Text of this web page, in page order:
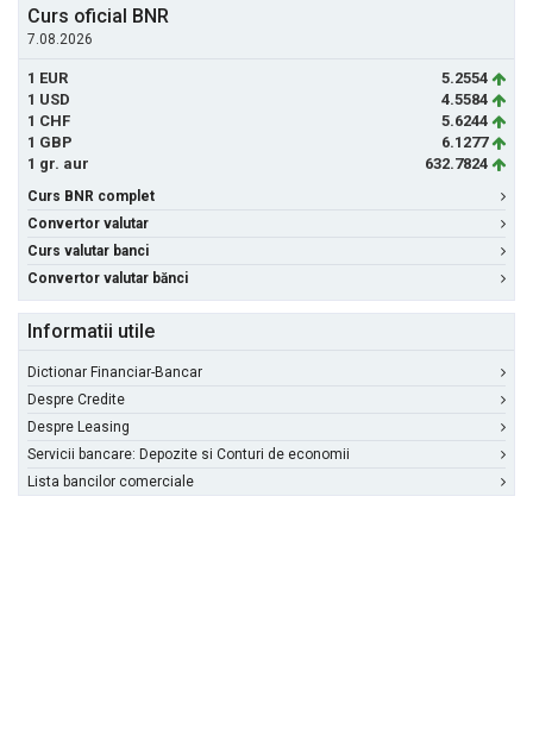
Curs oficial BNR
7.08.2026
1 EUR
5.2554
1 USD
4.5584
1 CHF
5.6244
1 GBP
6.1277
1 gr. aur
632.7824
Curs BNR complet
Convertor valutar
Curs valutar banci
Convertor valutar bănci
Informatii utile
Dictionar Financiar-Bancar
Despre Credite
Despre Leasing
Servicii bancare: Depozite si Conturi de economii
Lista bancilor comerciale